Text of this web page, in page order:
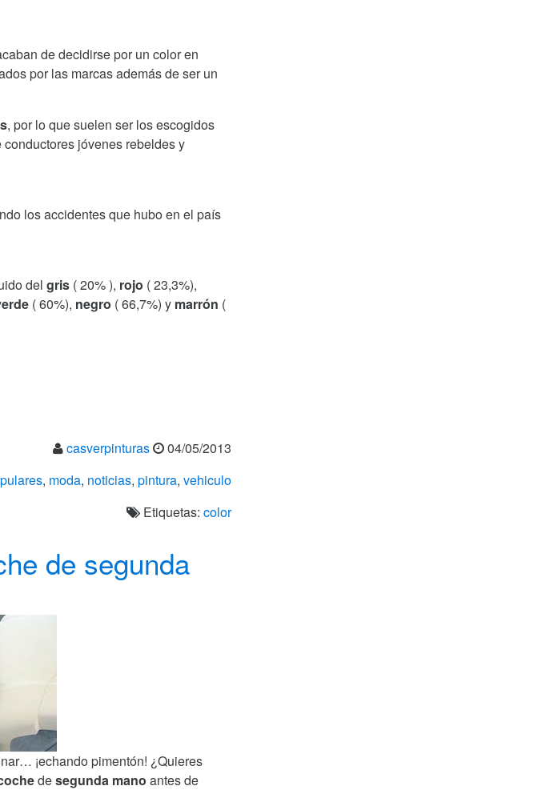
de decidirse por un color en
por las marcas además de ser un
, por lo que suelen ser los escogidos
jóvenes rebeldes y
los accidentes que hubo en el país
del gris ( 20% ), rojo ( 23,3%),
( 60%), negro ( 66,7%) y marrón (
casverpinturas
04/05/2013
, moda, noticias, pintura, vehiculo
Etiquetas: color
de segunda
¡echando pimentón! ¿Quieres
desegunda mano antes de